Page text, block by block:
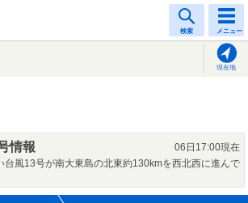
検索 メニュー
現在地
情報
06日17:00現在
台風13号が南大東島の北東約130kmを西北西に進んで